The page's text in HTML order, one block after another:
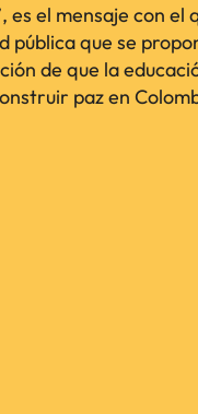
es el mensaje con el
pública que se
de que la
paz en